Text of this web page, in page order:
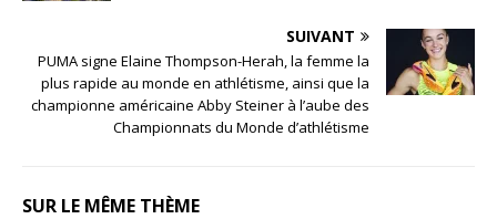
SUIVANT
PUMA signe Elaine Thompson-Herah, la femme la
plus rapide au monde en athlétisme, ainsi que la
championne américaine Abby Steiner à l’aube des
Championnats du Monde d’athlétisme
SUR LE MÊME THÈME